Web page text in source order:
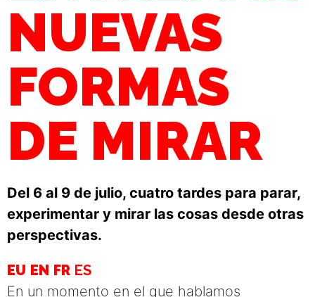
NUEVAS
FORMAS
DE MIRAR
Del 6 al 9 de julio, cuatro tardes para parar,
experimentar y mirar las cosas desde otras
perspectivas.
EU EN FR ES
En un momento en el que hablamos